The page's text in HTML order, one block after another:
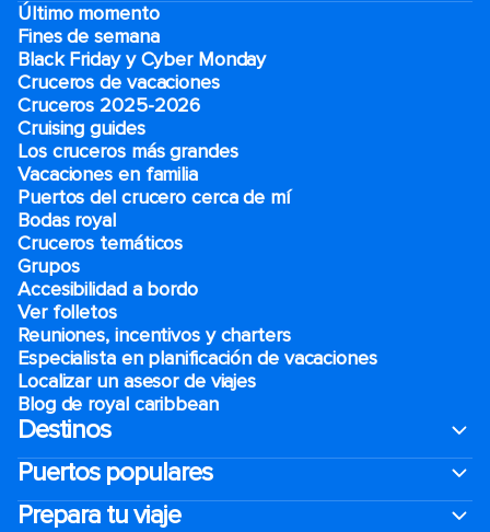
Último momento
Fines de semana
Black Friday y Cyber Monday
Cruceros de vacaciones
Cruceros 2025-2026
Cruising guides
Los cruceros más grandes
Vacaciones en familia
Puertos del crucero cerca de mí
Bodas royal
Cruceros temáticos
Grupos
Accesibilidad a bordo
Ver folletos
Reuniones, incentivos y charters​
Especialista en planificación de vacaciones
Localizar un asesor de viajes
Blog de royal caribbean
Destinos
Puertos populares
Prepara tu viaje